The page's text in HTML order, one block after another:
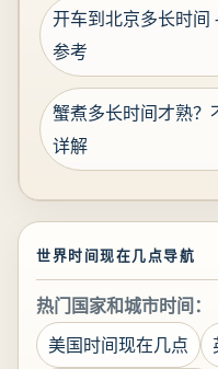
开车到北京多长时间
参考
蟹煮多长时间才熟？
详解
世界时间现在几点导航
热门国家和城市时间：
美国时间现在几点